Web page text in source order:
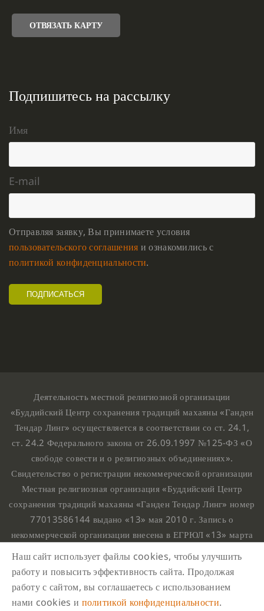
ОТВЯЗАТЬ КАРТУ
Подпишитесь на рассылку
Имя
E-mail
Отправляя заявку, Вы принимаете условия
пользовательского соглашения и ознакомились с
политикой конфиденциальности.
Деятельность местной религиозной организации
«Буддийский Центр сохранения традиций махаяны «Ганден
Тендар Линг» осуществляется в соответствии со ст. 24.1,
ст. 24.2 Федерального закона от 26.09.1997 №125-ФЗ «О
свободе совести и о религиозных объединениях».
Свидетельство о регистрации некоммерческой организации
Местная религиозная организация «Буддийский Центр
сохранения традиций махаяны «Ганден Тендар Линг» номер
77013586144 выдано «13» мая 2010 г. Запись о
некоммерческой организации внесена в ЕГРЮЛ «13» марта
номером 1107799015708.
Ганден Тендар Линг © 2020 Все права защищены
Наш адрес : г. Москва, Нахимовский проспект, 32. Этаж
Наш сайт использует файлы cookies, чтобы улучшить
работу и повысить эффективность сайта. Продолжая
работу с сайтом, вы соглашаетесь с использованием
нами cookies и политикой конфиденциальности.